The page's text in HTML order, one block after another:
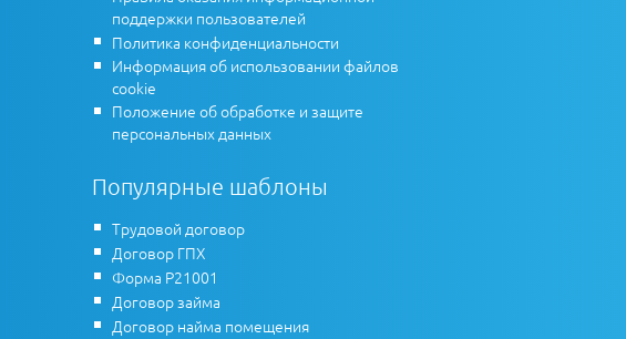
поддержки пользователей
Политика конфиденциальности
Информация об использовании файлов
cookie
Положение об обработке и защите
персональных данных
Популярные шаблоны
Трудовой договор
Договор ГПХ
Форма Р21001
Договор займа
Договор найма помещения